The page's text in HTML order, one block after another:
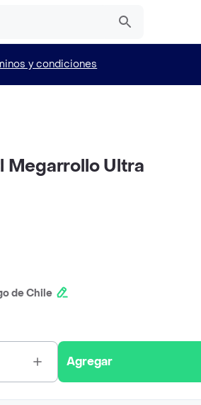
y condiciones
Megarrollo Ultra
de Chile
Agregar